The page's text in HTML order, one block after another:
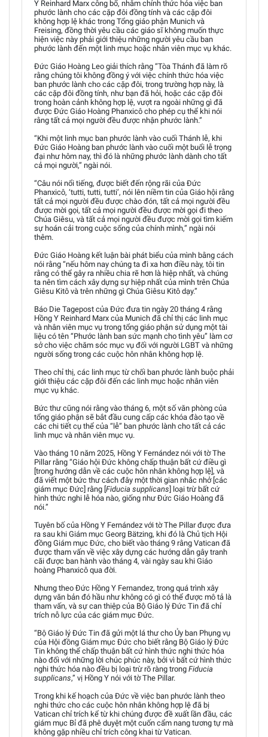
Y Reinhard Marx công bố, nhằm chính thức hóa việc ban
phước lành cho các cặp đôi đồng tính và các cặp đôi
không hợp lệ khác trong Tổng giáo phận Munich và
Freising, đồng thời yêu cầu các giáo sĩ không muốn thực
hiện việc này phải giới thiệu những người yêu cầu ban
phước lành đến một linh mục hoặc nhân viên mục vụ khác.
Đức Giáo Hoàng Leo giải thích rằng “Tòa Thánh đã làm rõ
rằng chúng tôi không đồng ý với việc chính thức hóa việc
ban phước lành cho các cặp đôi, trong trường hợp này, là
các cặp đôi đồng tính, như bạn đã hỏi, hoặc các cặp đôi
trong hoàn cảnh không hợp lệ, vượt ra ngoài những gì đã
được Đức Giáo Hoàng Phanxicô cho phép cụ thể khi nói
rằng tất cả mọi người đều được nhận phước lành.”
“Khi một linh mục ban phước lành vào cuối Thánh lễ, khi
Đức Giáo Hoàng ban phước lành vào cuối một buổi lễ trọng
đại như hôm nay, thì đó là những phước lành dành cho tất
cả mọi người,” ngài nói.
“Câu nói nổi tiếng, được biết đến rộng rãi của Đức
Phanxicô, ‘tutti, tutti, tutti’, nói lên niềm tin của Giáo hội rằng
tất cả mọi người đều được chào đón, tất cả mọi người đều
được mời gọi, tất cả mọi người đều được mời gọi đi theo
Chúa Giêsu, và tất cả mọi người đều được mời gọi tìm kiếm
sự hoán cải trong cuộc sống của chính mình,” ngài nói
thêm.
Đức Giáo Hoàng kết luận bài phát biểu của mình bằng cách
nói rằng “nếu hôm nay chúng ta đi xa hơn điều này, tôi tin
rằng có thể gây ra nhiều chia rẽ hơn là hiệp nhất, và chúng
ta nên tìm cách xây dựng sự hiệp nhất của mình trên Chúa
Giêsu Kitô và trên những gì Chúa Giêsu Kitô dạy.”
Báo Die Tagepost của Đức đưa tin ngày 20 tháng 4 rằng
Hồng Y Reinhard Marx của Munich đã chỉ thị các linh mục
và nhân viên mục vụ trong tổng giáo phận sử dụng một tài
liệu có tên “Phước lành ban sức mạnh cho tình yêu” làm cơ
sở cho việc chăm sóc mục vụ đối với người LGBT và những
người sống trong các cuộc hôn nhân không hợp lệ.
Theo chỉ thị, các linh mục từ chối ban phước lành buộc phải
giới thiệu các cặp đôi đến các linh mục hoặc nhân viên
mục vụ khác.
Bức thư cũng nói rằng vào tháng 6, một số văn phòng của
tổng giáo phận sẽ bắt đầu cung cấp các khóa đào tạo về
các chi tiết cụ thể của “lễ” ban phước lành cho tất cả các
linh mục và nhân viên mục vụ.
Vào tháng 10 năm 2025, Hồng Y Fernández nói với tờ The
Pillar rằng “Giáo hội Đức không chấp thuận bất cứ điều gì
[trong hướng dẫn về các cuộc hôn nhân không hợp lệ], và
đã viết một bức thư cách đây một thời gian nhắc nhở [các
giám mục Đức] rằng [Fiducia supplicans] loại trừ bất cứ
hình thức nghi lễ hóa nào, giống như Đức Giáo Hoàng đã
nói.”
Tuyên bố của Hồng Y Fernández với tờ The Pillar được đưa
ra sau khi Giám mục Georg Bätzing, khi đó là Chủ tịch Hội
đồng Giám mục Đức, cho biết vào tháng 9 rằng Vatican đã
được tham vấn về việc xây dựng các hướng dẫn gây tranh
cãi được ban hành vào tháng 4, vài ngày sau khi Giáo
hoàng Phanxicô qua đời.
Nhưng theo Đức Hồng Y Fernandez, trong quá trình xây
dựng văn bản đó hầu như không có gì có thể được mô tả là
tham vấn, và sự can thiệp của Bộ Giáo lý Đức Tin đã chỉ
trích nỗ lực của các giám mục Đức.
“Bộ Giáo lý Đức Tin đã gửi một lá thư cho Ủy ban Phụng vụ
của Hội đồng Giám mục Đức cho biết rằng Bộ Giáo lý Đức
Tin không thể chấp thuận bất cứ hình thức nghi thức hóa
nào đối với những lời chúc phúc này, bởi vì bất cứ hình thức
nghi thức hóa nào đều bị loại trừ rõ ràng trong Fiducia
supplicans,” vị Hồng Y nói với tờ The Pillar.
Trong khi kế hoạch của Đức về việc ban phước lành theo
nghi thức cho các cuộc hôn nhân không hợp lệ đã bị
Vatican chỉ trích kể từ khi chúng được đề xuất lần đầu, các
giám mục Bỉ đã phê duyệt một cuốn cẩm nang tương tự mà
không gặp nhiều chỉ trích công khai từ Vatican.